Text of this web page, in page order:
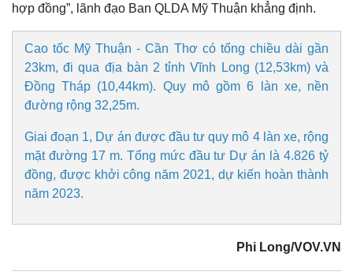
hợp đồng”, lãnh đạo Ban QLDA Mỹ Thuận khẳng định.
Cao tốc Mỹ Thuận - Cần Thơ có tổng chiều dài gần
23km, đi qua địa bàn 2 tỉnh Vĩnh Long (12,53km) và
Đồng Tháp (10,44km). Quy mô gồm 6 làn xe, nền
đường rộng 32,25m.
Giai đoạn 1, Dự án được đầu tư quy mô 4 làn xe, rộng
mặt đường 17 m. Tổng mức đầu tư Dự án là 4.826 tỷ
đồng, được khởi công năm 2021, dự kiến hoàn thành
năm 2023.
Phi Long/VOV.VN